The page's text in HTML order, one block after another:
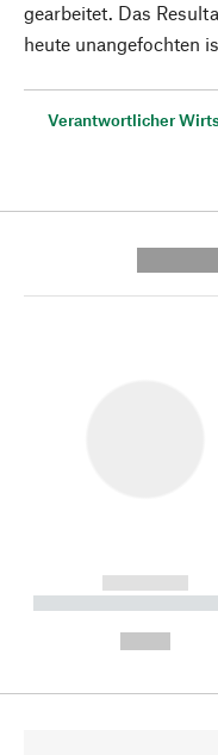
gearbeitet. Das
heute unangefochten
Verantwortlicher
------------
----------- -----------